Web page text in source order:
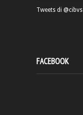
Tweets di @cibvs
FACEBOOK